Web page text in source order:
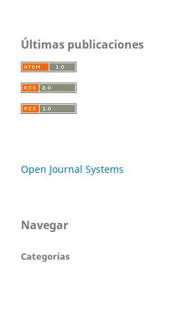
Últimas publicaciones
Open Journal Systems
Navegar
Categorías